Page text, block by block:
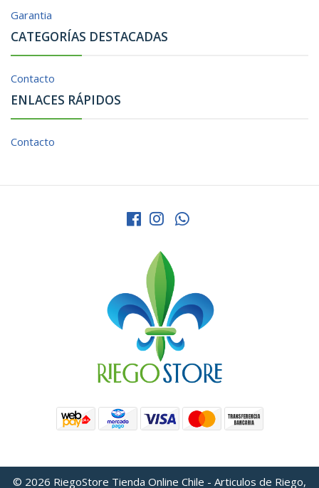
Garantia
CATEGORÍAS DESTACADAS
Contacto
ENLACES RÁPIDOS
Contacto
© 2026 RiegoStore Tienda Online Chile - Articulos de Riego,